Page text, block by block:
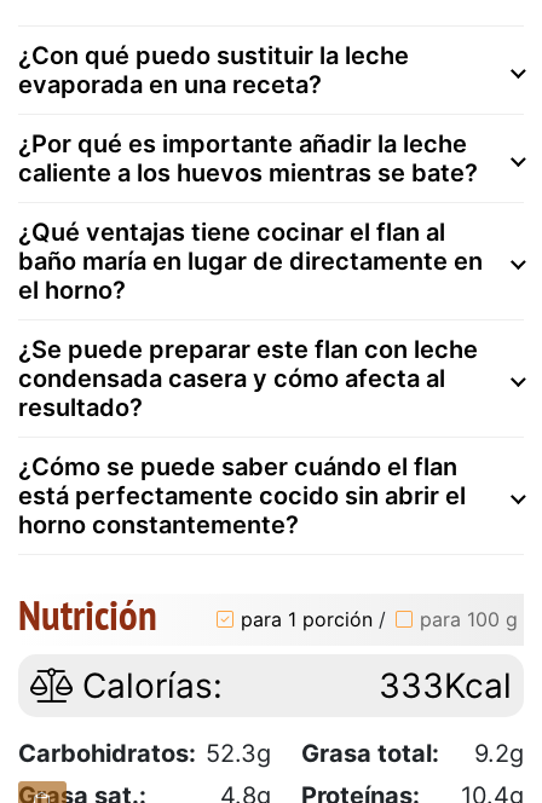
¿Con qué puedo sustituir la leche
evaporada en una receta?
¿Por qué es importante añadir la leche
caliente a los huevos mientras se bate?
¿Qué ventajas tiene cocinar el flan al
baño maría en lugar de directamente en
el horno?
¿Se puede preparar este flan con leche
condensada casera y cómo afecta al
resultado?
¿Cómo se puede saber cuándo el flan
está perfectamente cocido sin abrir el
horno constantemente?
Nutrición para 1 porción / para 100 g
Calorías: 333Kcal
Carbohidratos: 52.3g Grasa total:
9.2g
Grasa sat.:
4.8g Proteínas: 10.4g